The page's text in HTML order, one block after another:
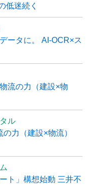
低迷続く
ータに。 AI-OCR×ス
流の力（建設×物
ル
力（建設×物流）
ト」構想始動 三井不